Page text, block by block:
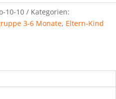
10-10
Kategorien:
3-6 Monate, Eltern-Kind